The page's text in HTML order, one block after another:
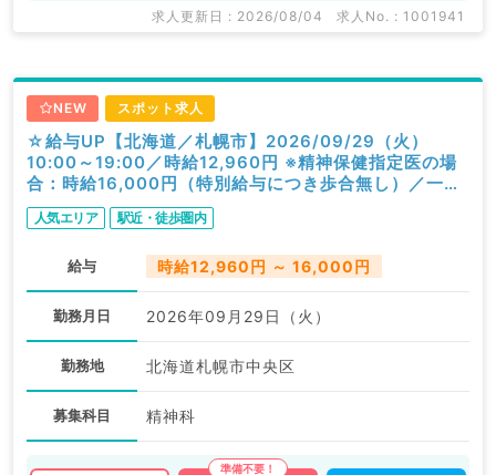
求人更新日 : 2026/08/04 求人No. : 1001941
NEW スポット求人
☆給与UP【北海道／札幌市】2026/09/29（火）
10:00～19:00／時給12,960円 ※精神保健指定医の場
合：時給16,000円（特別給与につき歩合無し）／一般
外来／精神科
人気エリア 駅近・徒歩圏内
給与 時給12,960円 ～ 16,000円
勤務月日 2026年09月29日（火）
勤務地 北海道札幌市中央区
募集科目 精神科